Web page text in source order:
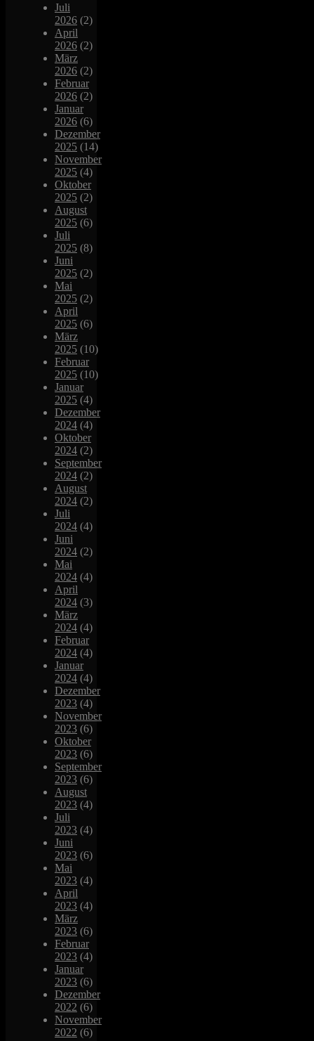
Juli
2026 (2)
April
2026 (2)
März
2026 (2)
Februar
2026 (2)
Januar
2026 (6)
Dezember
2025 (14)
November
2025 (4)
Oktober
2025 (2)
August
2025 (6)
Juli
2025 (8)
Juni
2025 (2)
Mai
2025 (2)
April
2025 (6)
März
2025 (10)
Februar
2025 (10)
Januar
2025 (4)
Dezember
2024 (4)
Oktober
2024 (2)
September
2024 (2)
August
2024 (2)
Juli
2024 (4)
Juni
2024 (2)
Mai
2024 (4)
April
2024 (3)
März
2024 (4)
Februar
2024 (4)
Januar
2024 (4)
Dezember
2023 (4)
November
2023 (6)
Oktober
2023 (6)
September
2023 (6)
August
2023 (4)
Juli
2023 (4)
Juni
2023 (6)
Mai
2023 (4)
April
2023 (4)
März
2023 (6)
Februar
2023 (4)
Januar
2023 (6)
Dezember
2022 (6)
November
2022 (6)